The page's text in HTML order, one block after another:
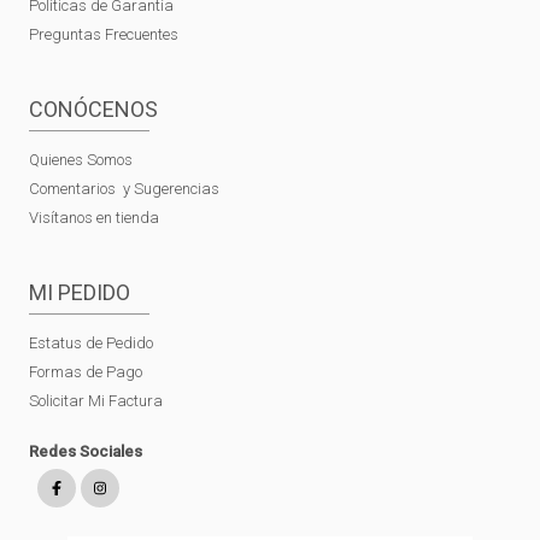
Políticas de Garantía
Preguntas Frecuentes
CONÓCENOS
Quienes Somos
Comentarios y Sugerencias
Visítanos en tienda
MI PEDIDO
Estatus de Pedido
Formas de Pago
Solicitar Mi Factura
Redes Sociales